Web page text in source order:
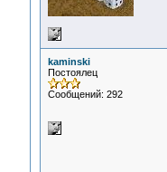
kaminski
Постоялец
Сообщений: 292